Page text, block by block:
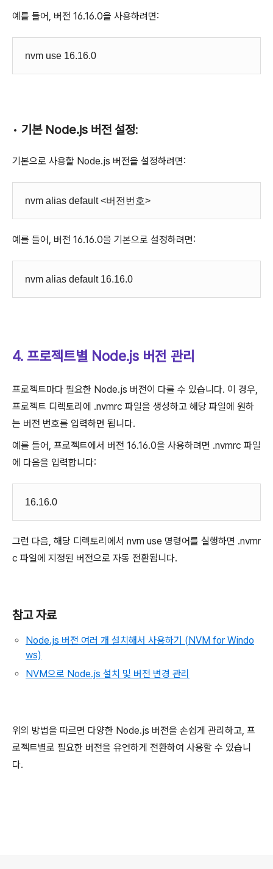
예를 들어, 버전 16.16.0을 사용하려면:
nvm use 16.16.0
• 기본 Node.js 버전 설정:
기본으로 사용할 Node.js 버전을 설정하려면:
nvm alias default <버전번호>
예를 들어, 버전 16.16.0을 기본으로 설정하려면:
nvm alias default 16.16.0
4. 프로젝트별 Node.js 버전 관리
프로젝트마다 필요한 Node.js 버전이 다를 수 있습니다. 이 경우,
프로젝트 디렉토리에 .nvmrc 파일을 생성하고 해당 파일에 원하
는 버전 번호를 입력하면 됩니다.
예를 들어, 프로젝트에서 버전 16.16.0을 사용하려면 .nvmrc 파일
에 다음을 입력합니다:
16.16.0
그런 다음, 해당 디렉토리에서 nvm use 명령어를 실행하면 .nvmr
c 파일에 지정된 버전으로 자동 전환됩니다.
참고 자료
Node.js 버전 여러 개 설치해서 사용하기 (NVM for Windo
ws)
NVM으로 Node.js 설치 및 버전 변경 관리
위의 방법을 따르면 다양한 Node.js 버전을 손쉽게 관리하고, 프
로젝트별로 필요한 버전을 유연하게 전환하여 사용할 수 있습니
다.